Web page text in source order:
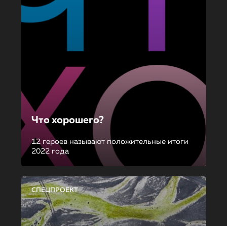
Что хорошего?
12 героев называют положительные итоги
2022 года
СПЕЦПРОЕКТ